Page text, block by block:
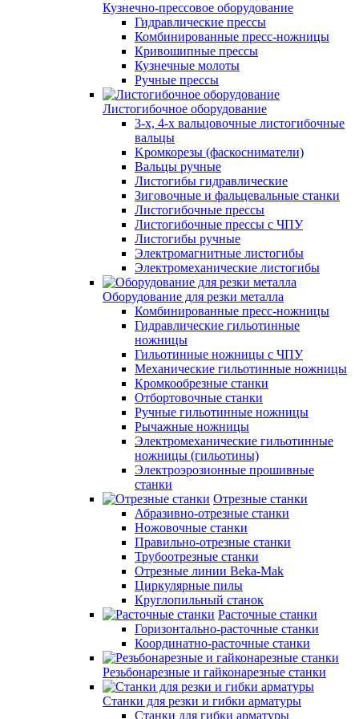
Кузнечно-прессовое оборудование
Гидравлические прессы
Комбинированные пресс-ножницы
Кривошипные прессы
Кузнечные молоты
Ручные прессы
Листогибочное оборудование
3-х, 4-х вальцовочные листогибочные
вальцы
Kромкорезы (фаскосниматели)
Вальцы ручные
Листогибы гидравлические
Зиговочные и фальцевальные станки
Листогибочные прессы
Листогибочные прессы с ЧПУ
Листогибы ручные
Электромагнитные листогибы
Электромеханические листогибы
Оборудование для резки металла
Комбинированные пресс-ножницы
Гидравлические гильотинные
ножницы
Гильотинные ножницы с ЧПУ
Механические гильотинные ножницы
Кромкообрезные станки
Отбортовочные станки
Ручные гильотинные ножницы
Рычажные ножницы
Электромеханические гильотинные
ножницы (гильотины)
Электроэрозионные прошивные
станки
Отрезные станки
Абразивно-отрезные станки
Ножовочные станки
Правильно-отрезные станки
Трубоотрезные станки
Отрезные линии Beka-Mak
Циркулярные пилы
Круглопильный станок
Расточные станки
Горизонтально-расточные станки
Координатно-расточные станки
Резьбонарезные и гайконарезные станки
Станки для резки и гибки арматуры
Станки для гибки арматуры